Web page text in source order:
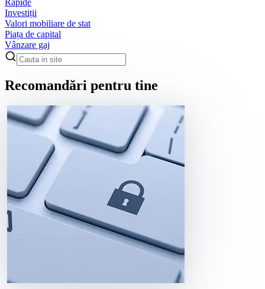
Rapide
Investiții
Valori mobiliare de stat
Piața de capital
Vânzare gaj
Recomandări pentru tine